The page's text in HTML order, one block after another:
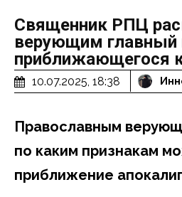
Священник РПЦ
верующим главный
приближающегося
10.07.2025, 18:38
Православным
по каким признакам
приближение